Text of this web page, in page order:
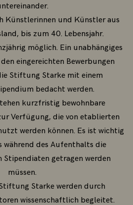
Künstlerinnen und Künstler aus
bis zum 40. Lebensjahr.
möglich. Ein unabhängiges
eingereichten Bewerbungen
Stiftung Starke mit einem
bedacht werden.
kurzfristig bewohnbare
Verfügung, die von etablierten
werden können. Es ist wichtig
während des Aufenthalts die
Stipendiaten getragen werden
müssen.
Starke werden durch
wissenschaftlich begleitet.